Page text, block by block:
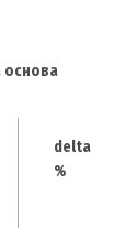
основа
delta
%